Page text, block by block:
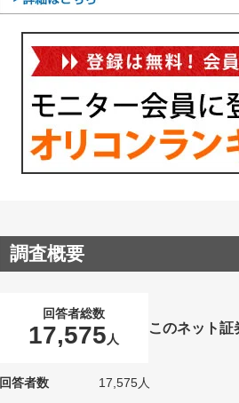
調査概要
回答者総数
17,575 人
このネット証
回答者数 17,575人